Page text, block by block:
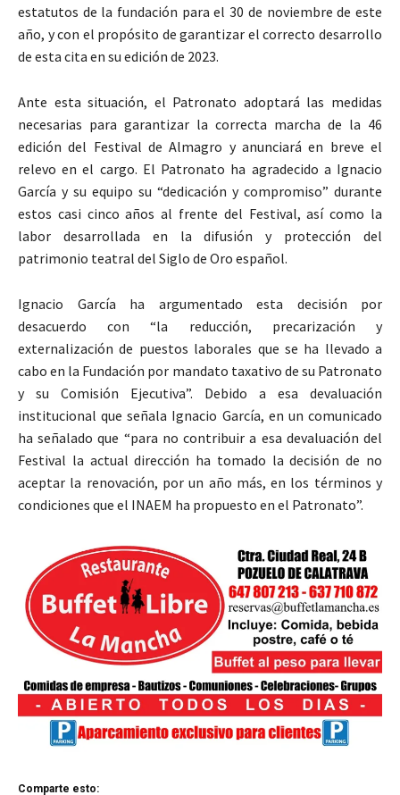
estatutos de la fundación para el 30 de noviembre de este
año, y con el propósito de garantizar el correcto desarrollo
de esta cita en su edición de 2023.
Ante esta situación, el Patronato adoptará las medidas
necesarias para garantizar la correcta marcha de la 46
edición del Festival de Almagro y anunciará en breve el
relevo en el cargo. El Patronato ha agradecido a Ignacio
García y su equipo su “dedicación y compromiso” durante
estos casi cinco años al frente del Festival, así como la
labor desarrollada en la difusión y protección del
patrimonio teatral del Siglo de Oro español.
Ignacio García ha argumentado esta decisión por
desacuerdo con “la reducción, precarización y
externalización de puestos laborales que se ha llevado a
cabo en la Fundación por mandato taxativo de su Patronato
y su Comisión Ejecutiva”. Debido a esa devaluación
institucional que señala Ignacio García, en un comunicado
ha señalado que “para no contribuir a esa devaluación del
Festival la actual dirección ha tomado la decisión de no
aceptar la renovación, por un año más, en los términos y
condiciones que el INAEM ha propuesto en el Patronato”.
Comparte esto: